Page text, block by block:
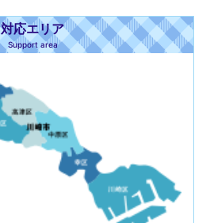
対応エリア
Support area